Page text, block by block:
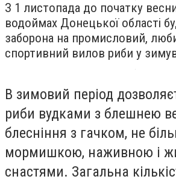
З 1 листопада до початку
водоймах Донецької області
заборона на промисловий,
спортивний вилов риби у
В зимовий період
риби вудками з блешнею
блесніння з гачком, не
мормишкою, наживною і
снастями. Загальна